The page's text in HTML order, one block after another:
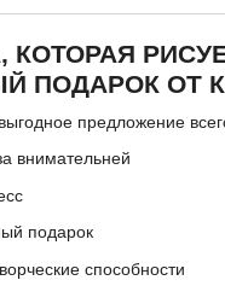
КОТОРАЯ
ПОДАРОК ОТ
предложение
внимательней
подарок
способности